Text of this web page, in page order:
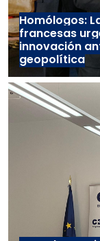
Homólogos:
francesas
innovación
geopolítica